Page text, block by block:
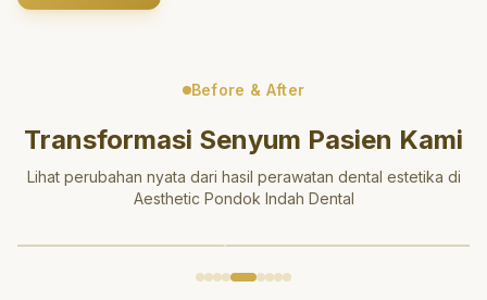
Before & After
Transformasi Senyum Pasien Kami
Lihat perubahan nyata dari hasil perawatan dental estetika di
Aesthetic Pondok Indah Dental